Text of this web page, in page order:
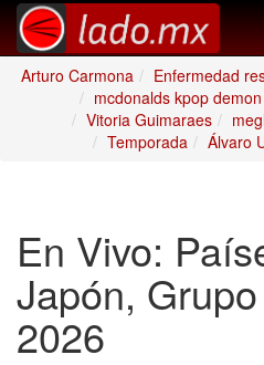
Arturo Carmona
Enfermedad
mcdonalds kpop
Vitoria Guimaraes
Temporada
Álvaro
En Vivo:
Japón,
2026